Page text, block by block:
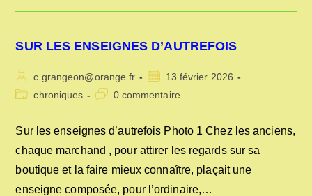
SUR LES ENSEIGNES D’AUTREFOIS
Auteur/autrice
de
c.grangeon@orange.fr
Publication
publiée :
13 février 2026
Postchroniques
Commentaires
publication :
0 commentaire
Sur les enseignes d’autrefois Photo 1 Chez les anciens,
chaque marchand , pour attirer les regards sur sa
boutique et la faire mieux connaître, plaçait une
enseigne composée, pour l’ordinaire,…